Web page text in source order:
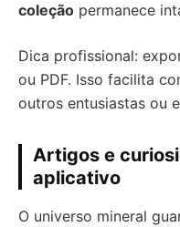
coleção permanece
Dica profissional:
ou PDF. Isso facilita
outros entusiastas ou
Artigos e
aplicativo
O universo mineral